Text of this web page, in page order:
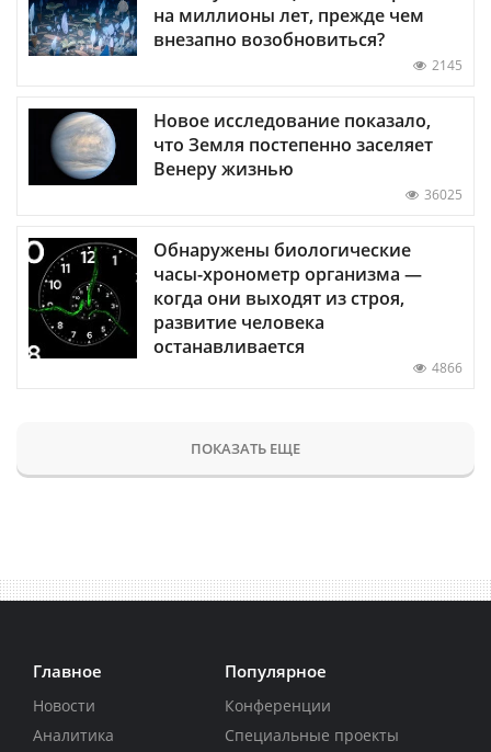
на миллионы лет, прежде чем
внезапно возобновиться?
2145
Новое исследование показало,
что Земля постепенно заселяет
Венеру жизнью
36025
Обнаружены биологические
часы-хронометр организма —
когда они выходят из строя,
развитие человека
останавливается
4866
ПОКАЗАТЬ ЕЩЕ
Главное
Новости
Аналитика
Популярное
Конференции
Специальные проекты